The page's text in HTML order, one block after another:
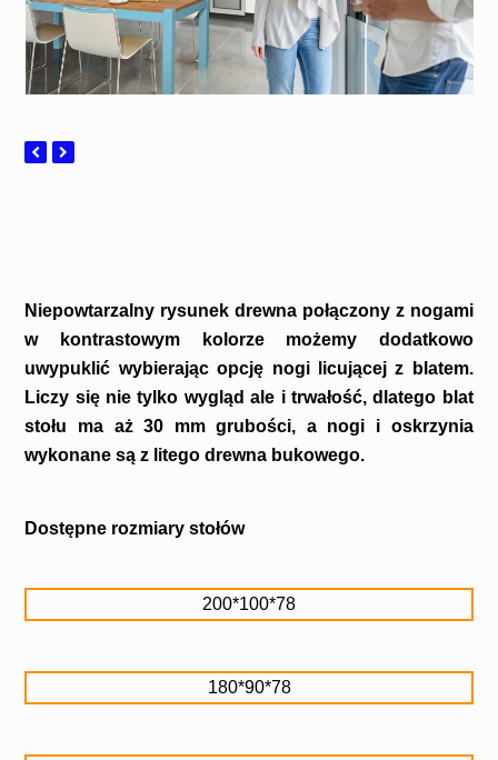
Niepowtarzalny rysunek drewna połączony z nogami
w kontrastowym kolorze możemy dodatkowo
uwypuklić wybierając opcję nogi licującej z blatem.
Liczy się nie tylko wygląd ale i trwałość, dlatego blat
stołu ma aż 30 mm grubości, a nogi i oskrzynia
wykonane są z litego drewna bukowego.
Dostępne rozmiary stołów
200*100*78
180*90*78